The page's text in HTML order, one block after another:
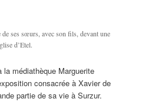
ses sœurs, avec son fils, devant une
d’Etel.
médiathèque Marguerite
consacrée à Xavier de
partie de sa vie à Surzur.